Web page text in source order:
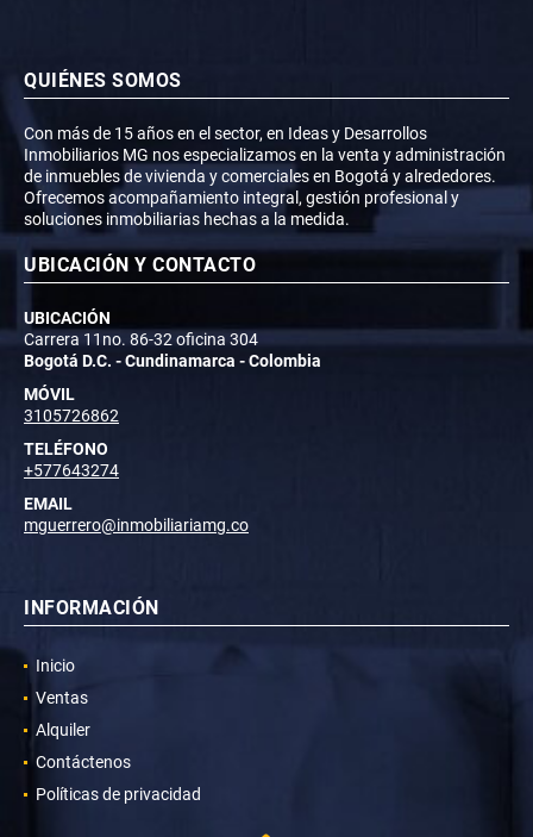
QUIÉNES SOMOS
Con más de 15 años en el sector, en Ideas y Desarrollos
Inmobiliarios MG nos especializamos en la venta y administración
de inmuebles de vivienda y comerciales en Bogotá y alrededores.
Ofrecemos acompañamiento integral, gestión profesional y
soluciones inmobiliarias hechas a la medida.
UBICACIÓN Y CONTACTO
UBICACIÓN
Carrera 11no. 86-32 oficina 304
Bogotá D.C. - Cundinamarca - Colombia
MÓVIL
3105726862
TELÉFONO
+577643274
EMAIL
mguerrero@inmobiliariamg.co
INFORMACIÓN
Inicio
Ventas
Alquiler
Contáctenos
Políticas de privacidad